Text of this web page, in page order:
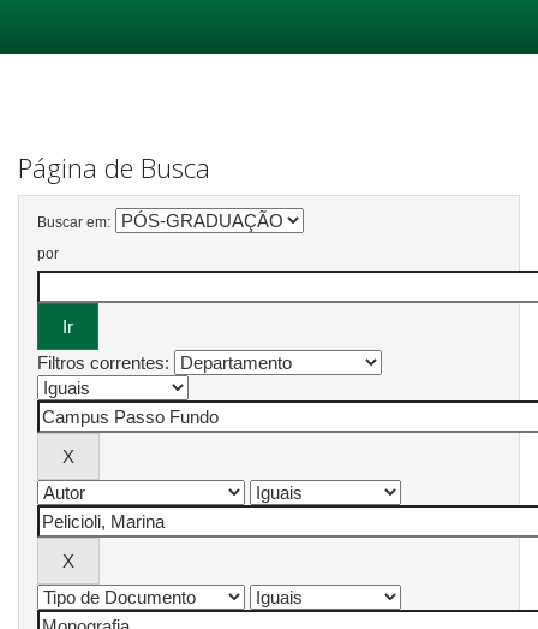
Página de Busca
Buscar em:
por
Filtros correntes: